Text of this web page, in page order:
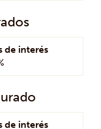
de interés
de interés